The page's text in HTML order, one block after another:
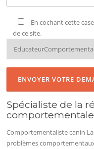
En cochant cette
de ce site.
Spécialiste de la
comportementale
Comportementaliste canin
problèmes